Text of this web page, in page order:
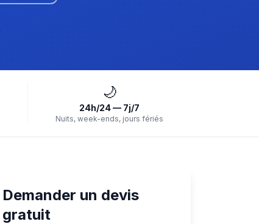
🌙
24h/24 — 7j/7
Nuits, week-ends, jours fériés
Demander un devis
gratuit